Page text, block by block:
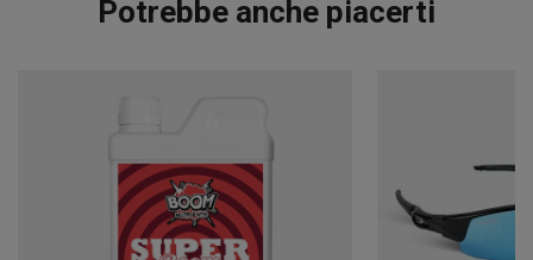
Potrebbe anche piacerti